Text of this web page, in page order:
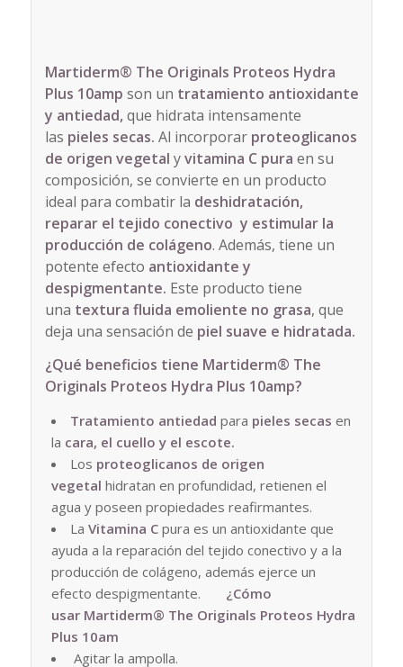
Martiderm® The Originals Proteos Hydra
Plus 10amp son un tratamiento antioxidante
y antiedad,que hidrata intensamente
las pieles secas. Al incorporar proteoglicanos
de origen vegetal yvitamina C pura en su
composición, se convierte en un producto
ideal para combatir la deshidratación,
reparar el tejido conectivo y estimular la
producción de colágeno. Además, tiene un
potente efecto antioxidante y
despigmentante. Este producto tiene
una textura fluida emoliente no grasa, que
deja una sensación de piel suave e hidratada.
¿Qué beneficios tiene Martiderm® The
Originals Proteos Hydra Plus 10amp?
Tratamiento antiedad para pieles secas en
la cara, el cuello y el escote.
Los proteoglicanos de origen
vegetal hidratan en profundidad, retienen el
agua y poseen propiedades reafirmantes.
La Vitamina Cpura es un antioxidante que
ayuda a la reparación del tejido conectivo y a la
producción de colágeno, además ejerce un
efecto despigmentante. ¿Cómo
usar Martiderm® The Originals Proteos Hydra
Plus 10am
Agitar la ampolla.